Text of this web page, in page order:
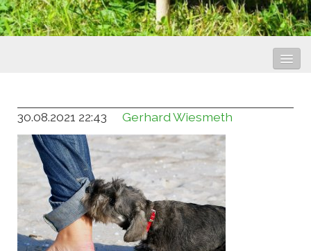
Service
30.08.2021 22:43 Gerhard Wiesmeth